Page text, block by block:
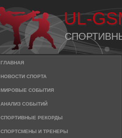
UL-
ГЛАВНАЯ
НОВОСТИ СПОРТА
МИРОВЫЕ СОБЫТИЯ
АНАЛИЗ СОБЫТИЙ
СПОРТИВНЫЕ РЕКОРДЫ
СПОРТСМЕНЫ И ТРЕНЕРЫ